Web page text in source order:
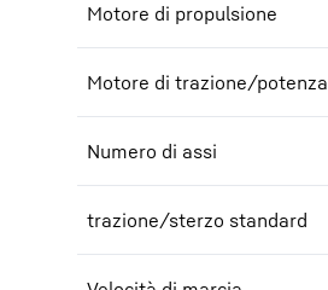
Motore di propulsione
Motore di trazione/potenza
Numero di assi
trazione/sterzo standard